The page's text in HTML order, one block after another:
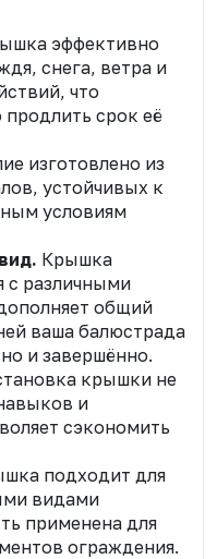
эффективно
снега, ветра и
что
продлить срок её
изготовлено из
устойчивых к
условиям
Крышка
с различными
общий
ваша балюстрада
и завершённо.
крышки не
и
сэкономить
подходит для
видами
применена для
ограждения.